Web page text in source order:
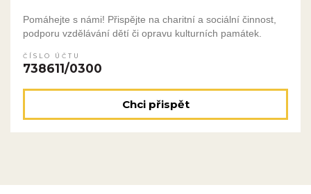
Pomáhejte s námi! Přispějte na charitní a sociální činnost,
podporu vzdělávání dětí či opravu kulturních památek.
ČÍSLO ÚČTU
738611/0300
Chci přispět